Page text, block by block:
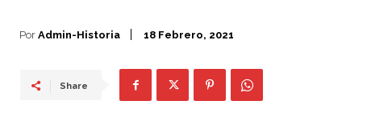
Por Admin-Historia 18 Febrero, 2021
Share